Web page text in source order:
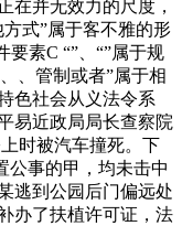
在并无效力的尺度，
式”属于客不雅的形
要素C “”、“”属于规
、管制或者”属于相
色社会从义法令系
易近政局局长查察院
时被汽车撞死。下
公事的甲，均未击中
逃到公园后门偏远处
办了扶植许可证，法